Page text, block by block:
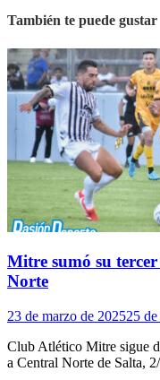
También te puede gustar
Mitre sumó su
Norte
23 de marzo de 202525
Club Atlético Mitre sigue
a Central Norte de Salta,